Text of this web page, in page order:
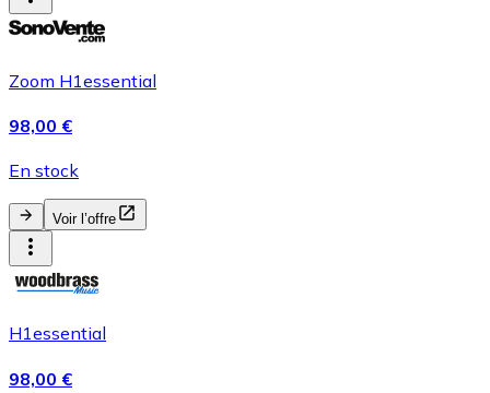
Zoom H1essential
98,00 €
En stock
Voir l’offre
H1essential
98,00 €